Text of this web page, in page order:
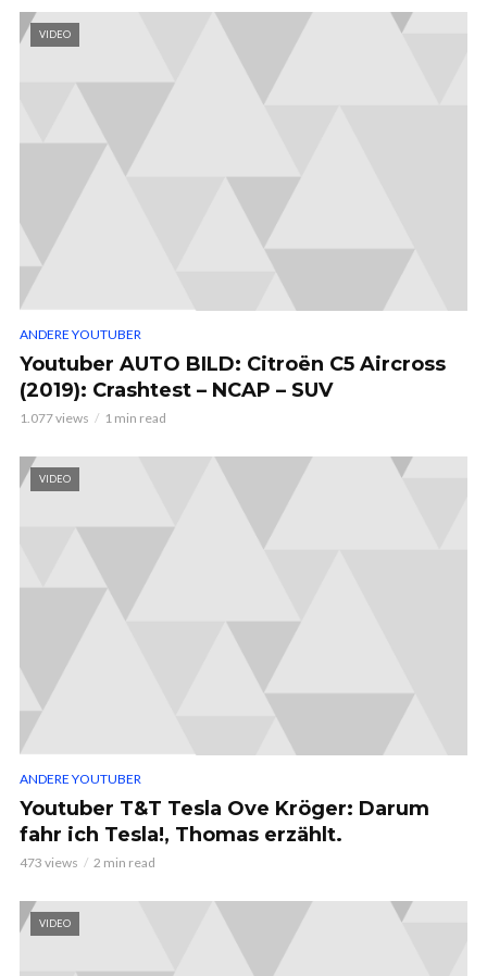
VIDEO
ANDERE YOUTUBER
Youtuber AUTO BILD: Citroën C5 Aircross
(2019): Crashtest – NCAP – SUV
1.077 views 1 min read
VIDEO
ANDERE YOUTUBER
Youtuber T&T Tesla Ove Kröger: Darum
fahr ich Tesla!, Thomas erzählt.
473 views 2 min read
VIDEO